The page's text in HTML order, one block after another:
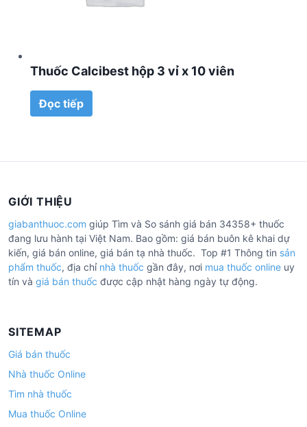
Thuốc Calcibest hộp 3 vỉ x 10 viên
Đọc tiếp
GIỚI THIỆU
giabanthuoc.com giúp Tìm và So sánh giá bán 34358+ thuốc
đang lưu hành tại Việt Nam. Bao gồm: giá bán buôn kê khai dự
kiến, giá bán online, giá bán tạ nhà thuốc. Top #1 Thông tin sản
phẩm thuốc, địa chỉ nhà thuốc gần đây, nơi mua thuốc online uy
tín và giá bán thuốc được cập nhật hàng ngày tự động.
SITEMAP
Giá bán thuốc
Nhà thuốc Online
Tìm nhà thuốc
Mua thuốc Online